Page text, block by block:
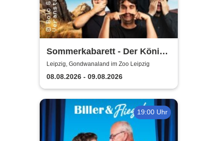
Sommerkabarett - Der König
der Blöden 2 | Central
Kabarett Leipzig
Leipzig, Gondwanaland im Zoo Leipzig
08.08.2026 - 09.08.2026
19:00 Uhr